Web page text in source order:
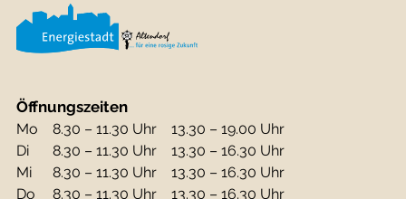
Öffnungszeiten
Mo 8.30 – 11.30 Uhr
13.30 – 19.00 Uhr
Di
8.30 – 11.30 Uhr
13.30 – 16.30 Uhr
Mi
8.30 – 11.30 Uhr
13.30 – 16.30 Uhr
Do
8.30 – 11.30 Uhr 13.30 – 16.30 Uhr